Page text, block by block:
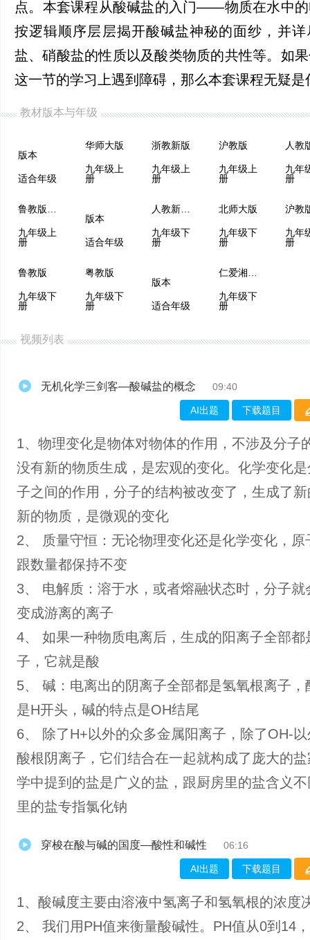
点。本套课程从酸碱盐的入门——物质在水中
按逻辑顺序层层揭开酸碱盐神秘的面纱，并详
盐、硝酸盐的性质以及酸类物质的共性等。如
这一节的学习上遇到障碍，那么本套课程无疑是
教材版本与年级
版本
适合年级
华师大版
九年级上
册
浙教新版
九年级上
册
沪教版
九年级上
册
九年
册
九年级上
册
版本
适合年级
九年级下
册
北师大版
九年级下
册
沪教
九年
册
鲁教版
九年级下
册
粤教版
九年级下
册
版本
适合年级
九年级下
册
视频列表
无机化学三剑客—酸碱盐的概念 09:40
AI出题 下载题目
1、物理变化是物体对物体的作用，不涉及分子
没有新的物质生成，是宏观的变化。化学变化
子之间的作用，分子的结构被改变了，生成了
新的物质，是微观的变化
2、 质量守恒：无论物理变化还是化学变化，原
跟数量都保持不变
3、 电解质：溶于水，或者熔融状态时，分子就
变成游离的离子
4、 如果一种物质电离后，生成的阳离子全部都
子，它就是酸
5、 碱：电离出的阴离子全部都是氢氧根离子，
是H开头，碱的特点是OH结尾
6、 除了H+以外的众多金属阳离子，除了OH-
酸根阴离子，它们结合在一起就构成了庞大的
学中提到的盐是广义的盐，跟厨房里的盐含义
里的盐专指氯化钠
穿梭在酸与碱的国度—酸性和碱性 06:16
AI出题 下载题目
1、酸碱度主要由溶液中氢离子和氢氧根的浓度
2、 我们用PH值来衡量酸碱性。PH值从0到14